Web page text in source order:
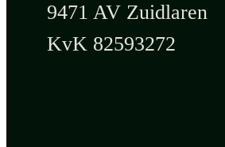
9471 AV Zuidlaren
KvK 82593272